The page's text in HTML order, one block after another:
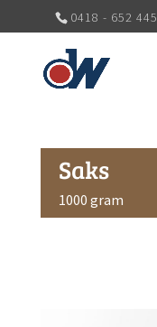
0418 - 652 445
Saks
1000 gram